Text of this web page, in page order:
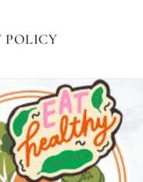
POLICY